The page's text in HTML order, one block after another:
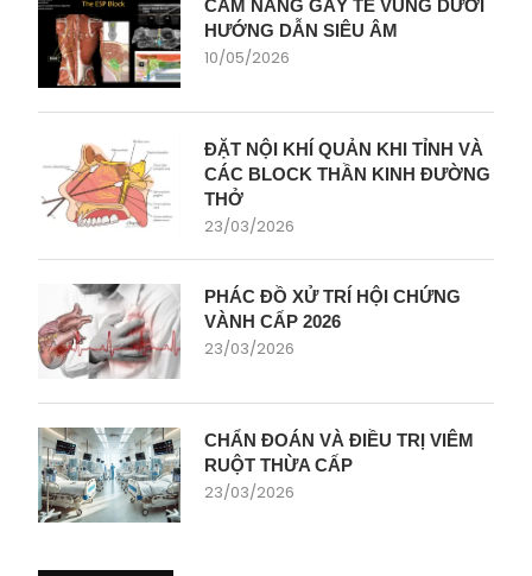
CẨM NANG GÂY TÊ VÙNG DƯỚI
HƯỚNG DẪN SIÊU ÂM
10/05/2026
ĐẶT NỘI KHÍ QUẢN KHI TỈNH VÀ
CÁC BLOCK THẦN KINH ĐƯỜNG
THỞ
23/03/2026
PHÁC ĐỒ XỬ TRÍ HỘI CHỨNG
VÀNH CẤP 2026
23/03/2026
CHẨN ĐOÁN VÀ ĐIỀU TRỊ VIÊM
RUỘT THỪA CẤP
23/03/2026